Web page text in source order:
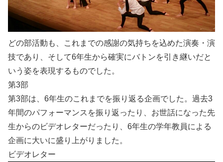
どの部活動も、これまでの感謝の気持ちを込めた演奏・演
技であり、そして6年生から確実にバトンを引き継いだと
いう姿を表現するものでした。
第3部
第3部は、6年生のこれまでを振り返る企画でした。過去3
年間のパフォーマンスを振り返ったり、お世話になった先
生からのビデオレターだったり、6年生の学年教員による
企画に大いに盛り上がりました。
ビデオレター